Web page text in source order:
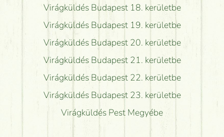
Virágküldés Budapest 18. kerületbe
Virágküldés Budapest 19. kerületbe
Virágküldés Budapest 20. kerületbe
Virágküldés Budapest 21. kerületbe
Virágküldés Budapest 22. kerületbe
Virágküldés Budapest 23. kerületbe
Virágküldés Pest Megyébe